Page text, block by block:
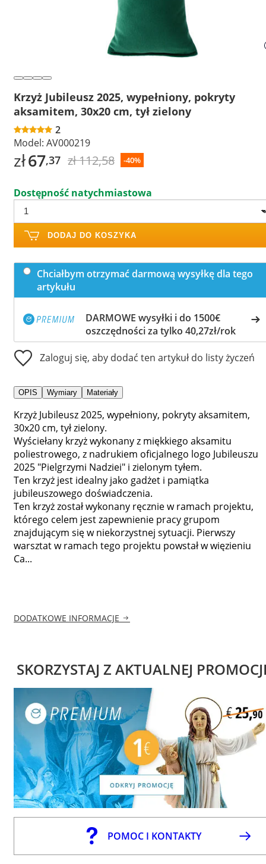
Krzyż Jubileusz 2025, wypełniony, pokryty
aksamitem, 30x20 cm, tył zielony
2
Model: AV000219
zł67,37 zł 112,58 -40%
Dostępność natychmiastowa
DODAJ DO KOSZYKA
Chciałbym otrzymać darmową wysyłkę dla tego
artykułu
DARMOWE wysyłki i do 1500€
oszczędności za tylko 40,27zł/rok
Zaloguj się, aby dodać ten artykuł do listy życzeń
OPIS Wymiary Materiały
Krzyż Jubileusz 2025, wypełniony, pokryty aksamitem,
30x20 cm, tył zielony.
Wyściełany krzyż wykonany z miękkiego aksamitu
poliestrowego, z nadrukiem oficjalnego logo Jubileuszu
2025 "Pielgrzymi Nadziei" i zielonym tyłem.
Ten krzyż jest idealny jako gadżet i pamiątka
jubileuszowego doświadczenia.
Ten krzyż został wykonany ręcznie w ramach projektu,
którego celem jest zapewnienie pracy grupom
znajdującym się w niekorzystnej sytuacji. Pierwszy
warsztat w ramach tego projektu powstał w więzieniu
Ca...
DODATKOWE INFORMACJE
SKORZYSTAJ Z AKTUALNEJ
POMOC I KONTAKTY